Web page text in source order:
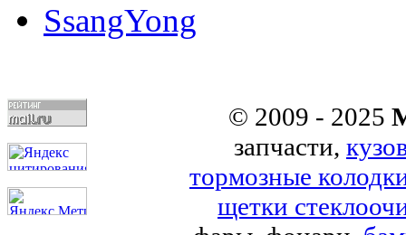
SsangYong
© 2009 - 2025
запчасти,
тормозные
щетки